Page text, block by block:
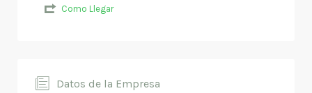
Como Llegar
Datos de la Empresa